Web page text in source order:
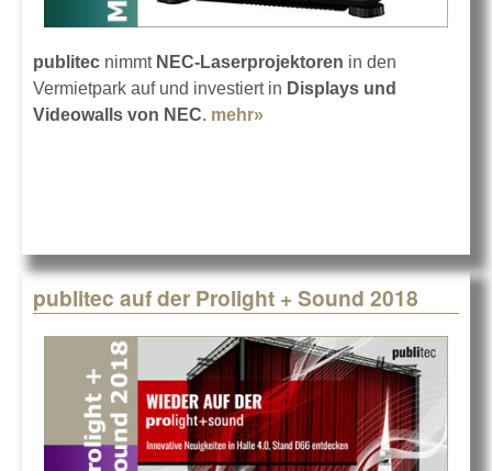
publitec nimmt NEC-Laserprojektoren in den
Vermietpark auf und investiert in Displays und
Videowalls von NEC. mehr»
publitec auf der Prolight + Sound 2018